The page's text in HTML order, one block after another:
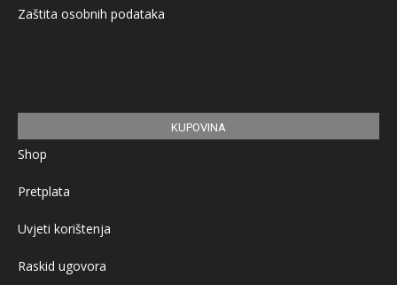
Zaštita osobnih podataka
KUPOVINA
Shop
Pretplata
Uvjeti korištenja
Raskid ugovora